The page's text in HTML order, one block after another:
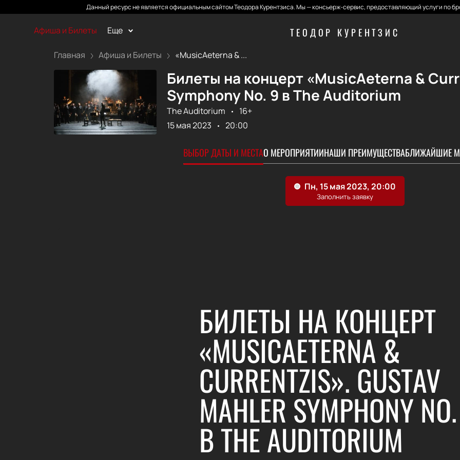
Данный ресурс не является официальным сайтом Теодора Курентзиса. Мы — консьерж-сервис, предоставляющий услуги по
ТЕОДОР КУРЕНТЗИС
Афиша и Билеты Еще
Главная Афиша и Билеты «MusicAeterna & ...
Билеты на концерт «MusicAeterna &
Symphony No. 9 в The Auditorium
The Auditorium
16+
15 мая 2023
20:00
ВЫБОР ДАТЫ И МЕСТАО МЕРОПРИЯТИИНАШИ ПРЕИМУЩЕСТВАБЛИЖАЙШИЕ
БИЛЕТЫ НА КОНЦЕРТ
«MUSICAETERNA &
CURRENTZIS». GUSTAV
MAHLER SYMPHONY
В THE AUDITORIUM